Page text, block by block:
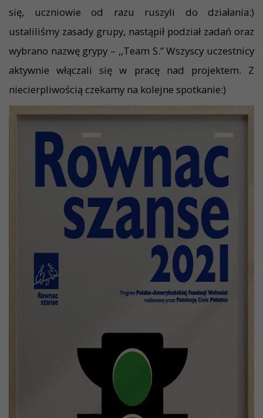
się, uczniowie od razu ruszyli do działania:)
ustaliliśmy zasady grupy, nastąpił podział zadań oraz
wybrano nazwę grypy – ,,Team S.” Wszyscy uczestnicy
aktywnie włączali się w pracę nad projektem. Z
niecierpliwością czekamy na kolejne spotkanie:)